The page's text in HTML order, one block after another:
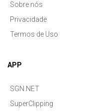
Sobre nós
Privacidade
Termos de Uso
APP
SGN.NET
SuperClipping